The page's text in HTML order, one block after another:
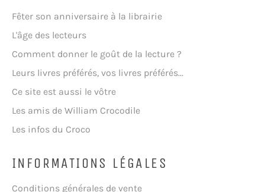
Fêter son anniversaire à la librairie
L'âge des lecteurs
Comment donner le goût de la lecture ?
Leurs livres préférés, vos livres préférés...
Ce site est aussi le vôtre
Les amis de William Crocodile
Les infos du Croco
INFORMATIONS LÉGALES
Conditions générales de vente